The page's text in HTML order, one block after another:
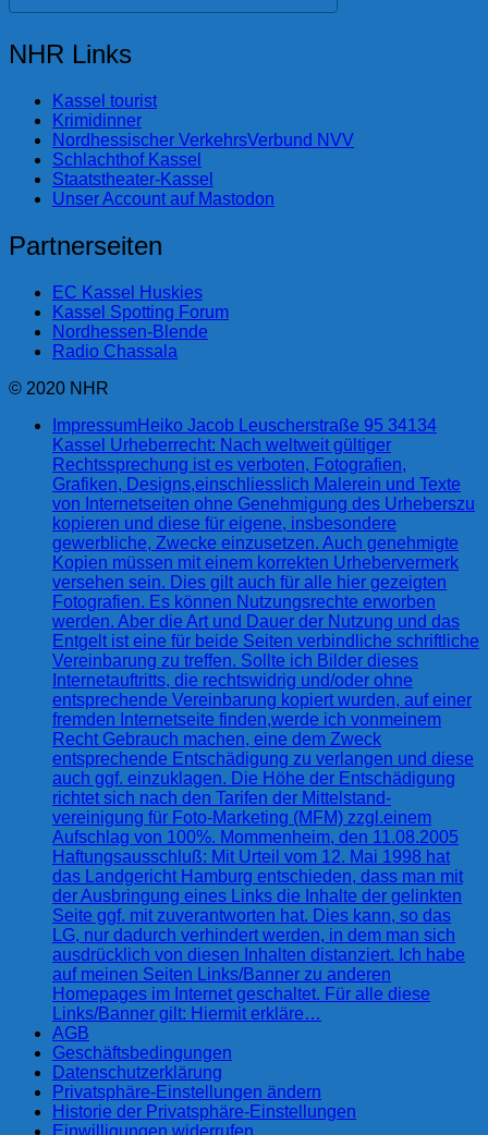
NHR Links
Kassel tourist
Krimidinner
Nordhessischer VerkehrsVerbund NVV
Schlachthof Kassel
Staatstheater-Kassel
Unser Account auf Mastodon
Partnerseiten
EC Kassel Huskies
Kassel Spotting Forum
Nordhessen-Blende
Radio Chassala
© 2020 NHR
ImpressumHeiko Jacob Leuscherstraße 95 34134
Kassel Urheberrecht: Nach weltweit gültiger
Rechtssprechung ist es verboten, Fotografien,
Grafiken, Designs,einschliesslich Malerein und Texte
von Internetseiten ohne Genehmigung des Urheberszu
kopieren und diese für eigene, insbesondere
gewerbliche, Zwecke einzusetzen. Auch genehmigte
Kopien müssen mit einem korrekten Urhebervermerk
versehen sein. Dies gilt auch für alle hier gezeigten
Fotografien. Es können Nutzungsrechte erworben
werden. Aber die Art und Dauer der Nutzung und das
Entgelt ist eine für beide Seiten verbindliche schriftliche
Vereinbarung zu treffen. Sollte ich Bilder dieses
Internetauftritts, die rechtswidrig und/oder ohne
entsprechende Vereinbarung kopiert wurden, auf einer
fremden Internetseite finden,werde ich vonmeinem
Recht Gebrauch machen, eine dem Zweck
entsprechende Entschädigung zu verlangen und diese
auch ggf. einzuklagen. Die Höhe der Entschädigung
richtet sich nach den Tarifen der Mittelstand-
vereinigung für Foto-Marketing (MFM) zzgl.einem
Aufschlag von 100%. Mommenheim, den 11.08.2005
Haftungsausschluß: Mit Urteil vom 12. Mai 1998 hat
das Landgericht Hamburg entschieden, dass man mit
der Ausbringung eines Links die Inhalte der gelinkten
Seite ggf. mit zuverantworten hat. Dies kann, so das
LG, nur dadurch verhindert werden, in dem man sich
ausdrücklich von diesen Inhalten distanziert. Ich habe
auf meinen Seiten Links/Banner zu anderen
Homepages im Internet geschaltet. Für alle diese
Links/Banner gilt: Hiermit erkläre…
AGB
Geschäftsbedingungen
Datenschutzerklärung
Privatsphäre-Einstellungen ändern
Historie der Privatsphäre-Einstellungen
Einwilligungen widerrufen